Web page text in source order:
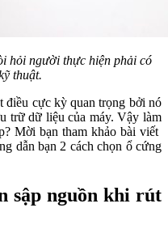
hỏi người thực hiện phải có
thuật.
điều cực kỳ quan trọng bởi nó
trữ dữ liệu của máy. Vậy làm
Mời bạn tham khảo bài viết
dẫn bạn 2 cách chọn ổ cứng
sập nguồn khi rút